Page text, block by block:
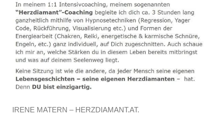
IRENE MATERN – HERZDIAMANT.AT.